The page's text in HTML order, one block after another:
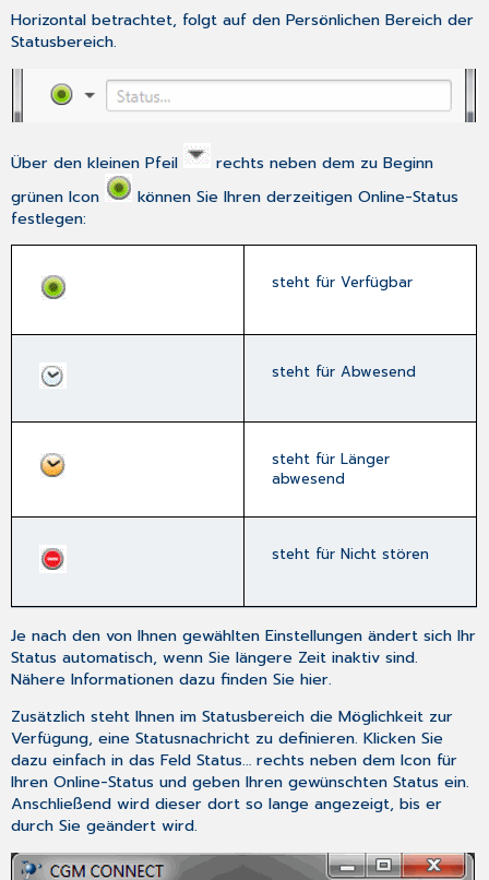
Horizontal betrachtet, folgt auf denPersönlichen Bereich der
Statusbereich.
Über den kleinen Pfeil
rechts neben dem zu Beginn
grünen Icon
können Sie Ihren derzeitigenOnline-Status
festlegen:
steht fürVerfügbar
steht fürAbwesend
steht fürLänger
abwesend
steht fürNicht stören
Je nach den von Ihnen gewählten Einstellungen ändert sich Ihr
Status automatisch, wenn Sie längere Zeit inaktiv sind.
Nähere Informationen dazu finden Siehier.
Zusätzlich steht Ihnen imStatusbereich die Möglichkeit zur
Verfügung, eine Statusnachricht zu definieren. Klicken Sie
dazu einfach in das FeldStatus… rechts neben dem Icon für
Ihren Online-Status und geben Ihren gewünschten Status ein.
Anschließend wird dieser dort so lange angezeigt, bis er
durch Sie geändert wird.